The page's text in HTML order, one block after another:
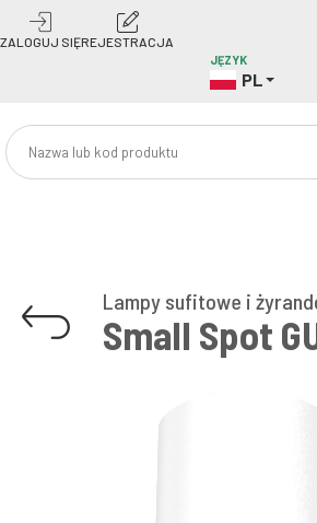
ZALOGUJ SIĘREJESTRACJA
JĘZYK
PL
Lampy sufitowe i
Small Spot